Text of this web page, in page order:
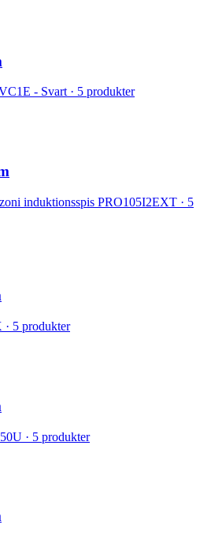
- Svart · 5 produkter
induktionsspis PRO105I2EXT · 5
· 5 produkter
· 5 produkter